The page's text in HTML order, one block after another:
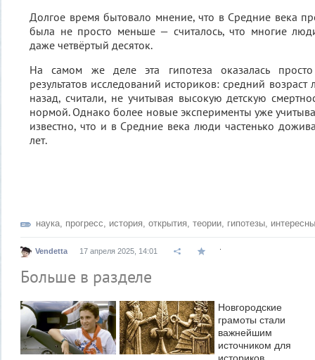
Долгое время бытовало мнение, что в Средние века
была не просто меньше — считалось, что многие
даже четвёртый десяток.
На самом же деле эта гипотеза оказалась
результатов исследований историков: средний
назад, считали, не учитывая высокую детскую
нормой. Однако более новые эксперименты уже
известно, что и в Средние века люди частенько
лет.
наука, прогресс, история, открытия, теории, гипотезы,
Vendetta 17 апреля 2025, 14:01
Больше в разделе
Новгородские
грамоты стали
важнейшим
источником для